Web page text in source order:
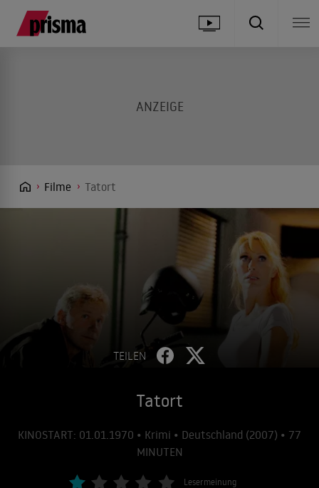
Filme Tatort
TEILEN
Tatort
KINOSTART: 01.01.1970 • Krimi • Deutschland (2007) • 77
MINUTEN
Lesermeinung